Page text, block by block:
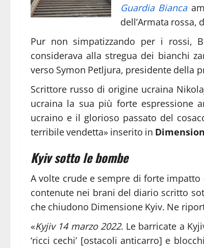
Guardia Bianca
dell’Armata rossa,
Pur non simpatizzando per i rossi,
considerava alla stregua dei bianchi
verso Symon Petljura, presidente della
Scrittore russo di origine ucraina
ucraina la sua più forte espressione
ucraino e il glorioso passato del
terribile vendetta» inserito in
Kyiv sotto le bombe
A volte crude e sempre di forte
contenute nei brani del diario scritto
che chiudono Dimensione Kyiv. Ne
«Kyjiv 14 marzo 2022. Le barricate a
‘ricci cechi’ [ostacoli anticarro] e